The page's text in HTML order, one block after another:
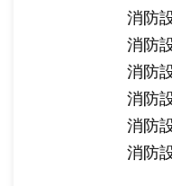
消防
消防
消防
消防
消防
消防